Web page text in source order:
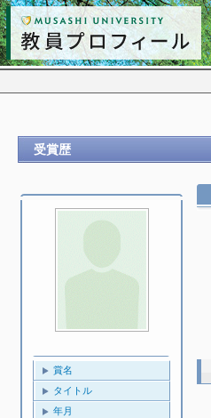
受賞歴
賞名
タイトル
年月